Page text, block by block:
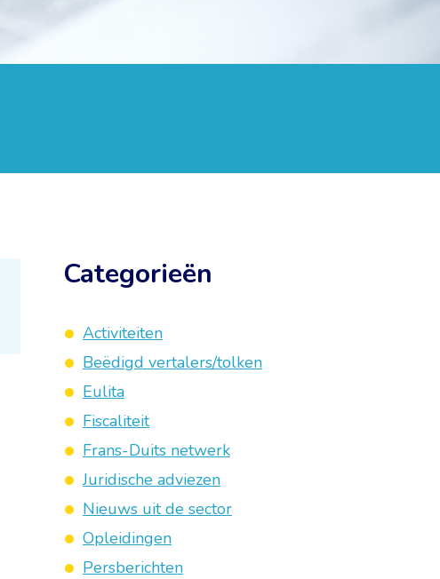
Categorieën
Activiteiten
Beëdigd vertalers/tolken
Eulita
Fiscaliteit
Frans-Duits netwerk
Juridische adviezen
Nieuws uit de sector
Opleidingen
Persberichten